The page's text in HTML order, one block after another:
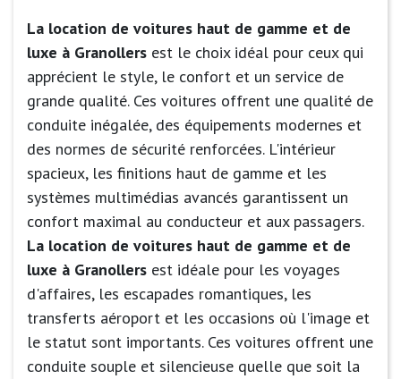
La location de voitures haut de gamme et de
luxe à Granollers est le choix idéal pour ceux qui
apprécient le style, le confort et un service de
grande qualité. Ces voitures offrent une qualité de
conduite inégalée, des équipements modernes et
des normes de sécurité renforcées. L'intérieur
spacieux, les finitions haut de gamme et les
systèmes multimédias avancés garantissent un
confort maximal au conducteur et aux passagers.
La location de voitures haut de gamme et de
luxe à Granollers est idéale pour les voyages
d'affaires, les escapades romantiques, les
transferts aéroport et les occasions où l'image et
le statut sont importants. Ces voitures offrent une
conduite souple et silencieuse quelle que soit la